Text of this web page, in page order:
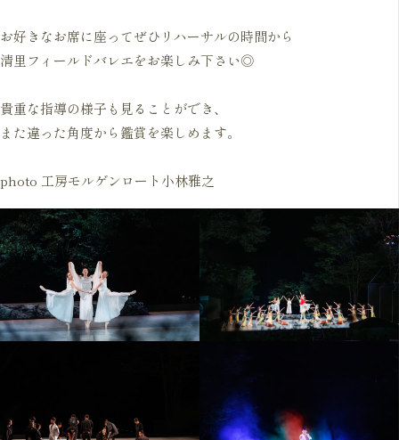
お好きなお席に座ってぜひリハーサルの時間から
清里フィールドバレエをお楽しみ下さい◎
貴重な指導の様子も見ることができ、
また違った角度から鑑賞を楽しめます。
photo 工房モルゲンロート小林雅之